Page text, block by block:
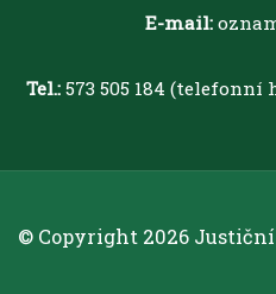
E-mail:
Tel.: 573 505 184
© Copyright 2026